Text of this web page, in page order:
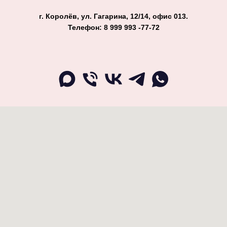
г. Королёв, ул. Гагарина, 12/14, офис 013.
Телефон: 8 999 993 -77-72